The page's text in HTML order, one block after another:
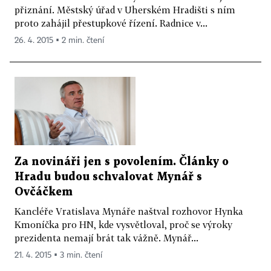
přiznání. Městský úřad v Uherském Hradišti s ním
proto zahájil přestupkové řízení. Radnice v...
26. 4. 2015 ▪ 2 min. čtení
Za novináři jen s povolením. Články o
Hradu budou schvalovat Mynář s
Ovčáčkem
Kancléře Vratislava Mynáře naštval rozhovor Hynka
Kmoníčka pro HN, kde vysvětloval, proč se výroky
prezidenta nemají brát tak vážně. Mynář...
21. 4. 2015 ▪ 3 min. čtení